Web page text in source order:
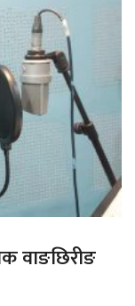
वाङछिरीङ